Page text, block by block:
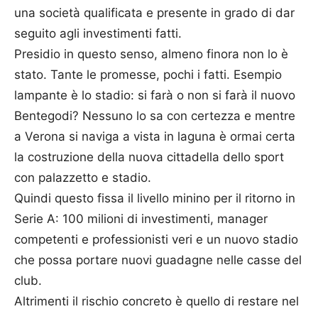
una società qualificata e presente in grado di dar
seguito agli investimenti fatti.
Presidio in questo senso, almeno finora non lo è
stato. Tante le promesse, pochi i fatti. Esempio
lampante è lo stadio: si farà o non si farà il nuovo
Bentegodi? Nessuno lo sa con certezza e mentre
a Verona si naviga a vista in laguna è ormai certa
la costruzione della nuova cittadella dello sport
con palazzetto e stadio.
Quindi questo fissa il livello minino per il ritorno in
Serie A: 100 milioni di investimenti, manager
competenti e professionisti veri e un nuovo stadio
che possa portare nuovi guadagne nelle casse del
club.
Altrimenti il rischio concreto è quello di restare nel